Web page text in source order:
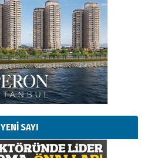
YENİ SAYI